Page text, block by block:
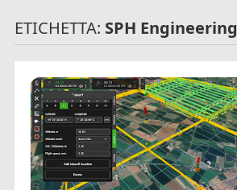
ETICHETTA: SPH Engineering